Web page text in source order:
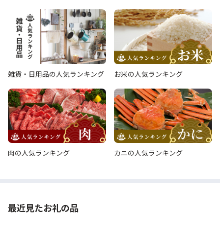
雑貨・日用品の人気ランキング お米の人気ランキング
肉の人気ランキング カニの人気ランキング
最近見たお礼の品